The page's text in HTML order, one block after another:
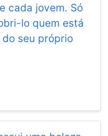
cada jovem. Só
lo quem está
seu próprio